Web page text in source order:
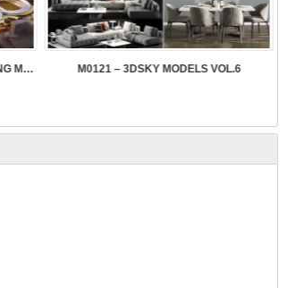
SK089 – SKETCHUP ROUND BUILDING MODELS M0121 – 3DSKY MODELS VOL.6